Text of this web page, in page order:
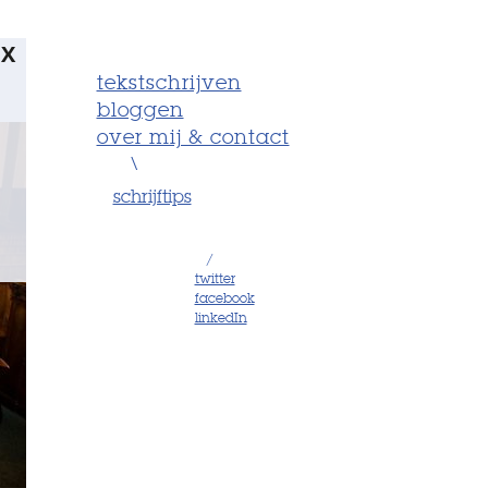
tekstschrijven
bloggen
over mij & contact
\
schrijftips
/
twitter
facebook
linkedIn
X